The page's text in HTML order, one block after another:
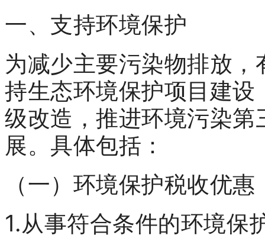
一、支持环境保护
为减少主要污染物排放
持生态环境保护项目建
级改造，推进环境污染
展。具体包括：
（一）环境保护税收优惠
1.从事符合条件的环境保